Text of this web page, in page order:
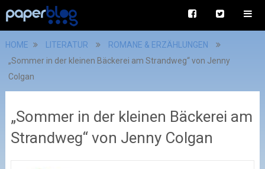
HOME LITERATUR
ROMANE & ERZÄHLUNGEN
„Sommer in der kleinen Bäckerei am Strandweg“ von Jenny
Colgan
„Sommer in der kleinen Bäckerei am
Strandweg“ von Jenny Colgan